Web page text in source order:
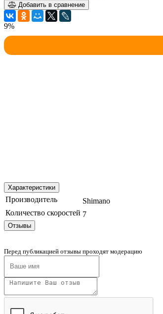
Добавить в сравнение
9%
Характеристики
Производитель
Shimano
Количество скоростей 7
Отзывы
Перед публикацией отзывы проходят модерацию